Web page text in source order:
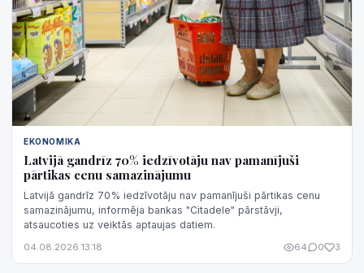
EKONOMIKA
Latvijā gandrīz 70% iedzīvotāju nav pamanījuši
pārtikas cenu samazinājumu
Latvijā gandrīz 70% iedzīvotāju nav pamanījuši pārtikas cenu
samazinājumu, informēja bankas "Citadele" pārstāvji,
atsaucoties uz veiktās aptaujas datiem.
04.08.2026 13:18 64 0 3